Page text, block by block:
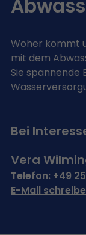
Woher kommt
mit dem
Sie spannende
Bei
Vera
Telefon: +49
E-Mail